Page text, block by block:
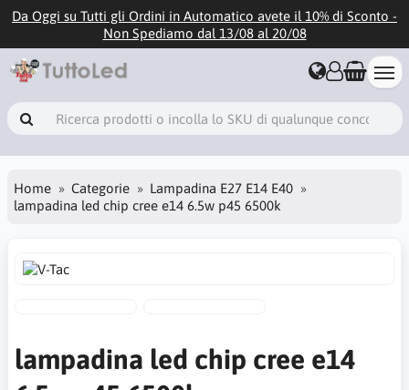
Da Oggi su Tutti gli Ordini in Automatico avete il 10% di Sconto -
Non Spediamo dal 13/08 al 20/08
Home Categorie
Lampadina E27 E14 E40
lampadina led chip cree e14 6.5w p45 6500k
lampadina led chip cree e14